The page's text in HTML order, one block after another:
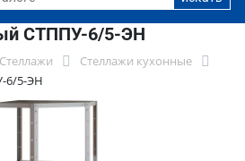
СТППУ-6/5-ЭН
Стеллажи
Стеллажи кухонные
6/5-ЭН